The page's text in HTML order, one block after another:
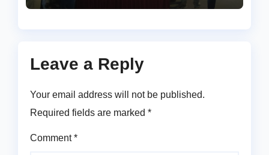
Leave a Reply
Your email address will not be published.
Required fields are marked *
Comment*